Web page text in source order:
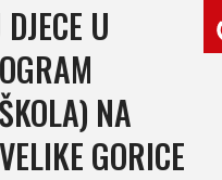
U
NA
GORICE